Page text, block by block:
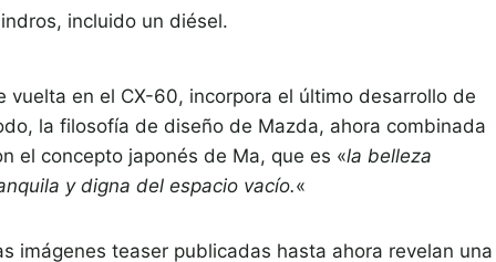
incluido un diésel.
vuelta en el CX-60, incorpora el último desarrollo de
la filosofía de diseño de Mazda, ahora combinada
el concepto japonés de Ma, que es «la belleza
y digna del espacio vacío.«
imágenes teaser publicadas hasta ahora revelan una